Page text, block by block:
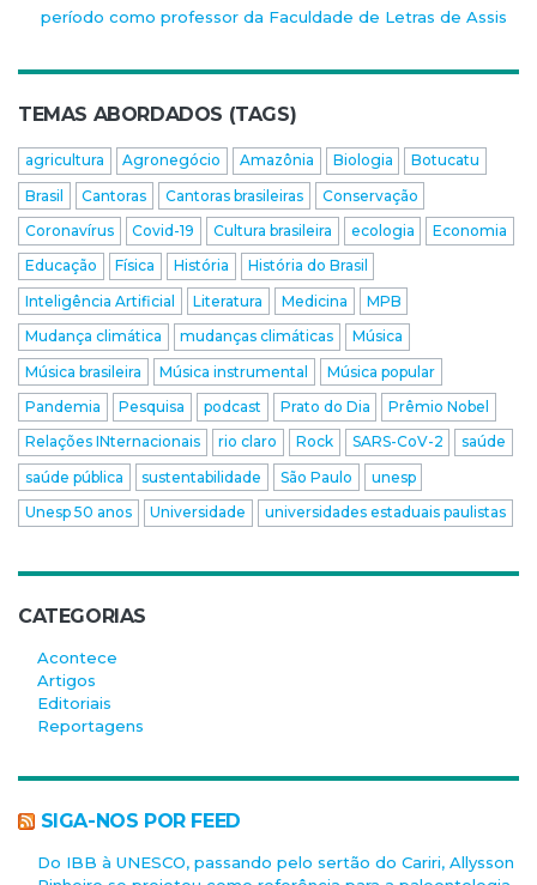
período como professor da Faculdade de Letras de Assis
TEMAS ABORDADOS (TAGS)
agricultura Agronegócio Amazônia Biologia
Botucatu
Brasil
Cantoras Cantoras brasileiras
Conservação
Coronavírus
Covid-19 Cultura brasileira ecologia
Economia
Educação
Física História
História do Brasil
Inteligência Artificial
Literatura Medicina
MPB
Mudança climática
mudanças climáticas
Música
Música brasileira
Música instrumental
Música popular
Pandemia
Pesquisa podcast Prato do Dia
Prêmio Nobel
Relações INternacionais
rio claro Rock SARS-CoV-2
saúde
saúde pública
sustentabilidade São Paulo
unesp
Unesp 50 anos
Universidade universidades estaduais paulistas
CATEGORIAS
Acontece
Artigos
Editoriais
Reportagens
SIGA-NOS POR FEED
Do IBB à UNESCO, passando pelo sertão do Cariri, Allysson